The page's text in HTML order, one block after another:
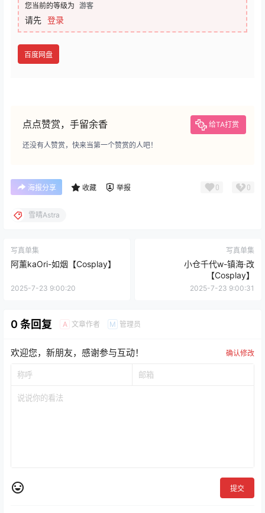
您当前的等级为 游客
请先 登录
百度网盘
点点赞赏，手留余香 给TA打赏
还没有人赞赏，快来当第一个赞赏的人吧！
海报分享 收藏 举报 0 0
雪晴Astra
写真单集
阿薰kaOri-如烟【Cosplay】
2025-7-23 9:00:20
写真单集
小仓千代w-镇海·改
【Cosplay】
2025-7-23 9:00:31
0 条回复 A 文章作者 M 管理员
欢迎您，新朋友，感谢参与互动！ 确认修改
提交